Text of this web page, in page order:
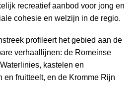
recreatief aanbod voor jong en
cohesie en welzijn in de regio.
profileert het gebied aan de
verhaallijnen: de Romeinse
kastelen en
en fruitteelt, en de Kromme Rijn